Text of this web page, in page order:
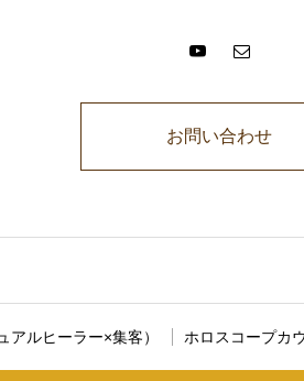
お問い合わせ
ルヒーラー×集客） ホロスコープカ